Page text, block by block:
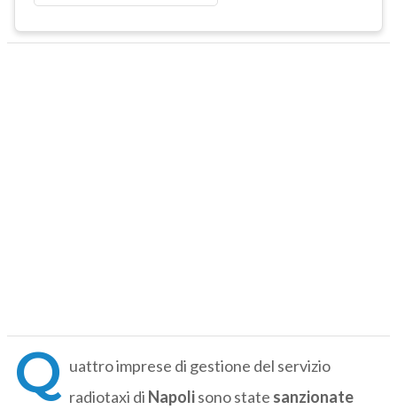
Q uattro imprese di gestione del servizio
radiotaxi di Napolisono state sanzionate